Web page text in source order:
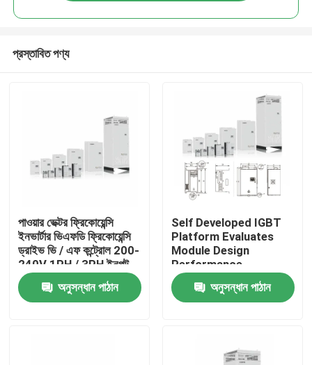
বাড়ি
প্রস্তাবিত পণ্য
পাওয়ার ভেক্টর ফ্রিকোয়েন্সি
ইনভার্টার ভিএফডি ফ্রিকোয়েন্সি
ড্রাইভ ভি / এফ কন্ট্রোল 200-
240V 1PH / 3PH ইনপুট
ভোল্টেজ নিম্ন কম্পন
অনুসন্ধান পাঠান
Self Developed IGBT
Platform Evaluates
Module Design
Performance
অনুসন্ধান পাঠান